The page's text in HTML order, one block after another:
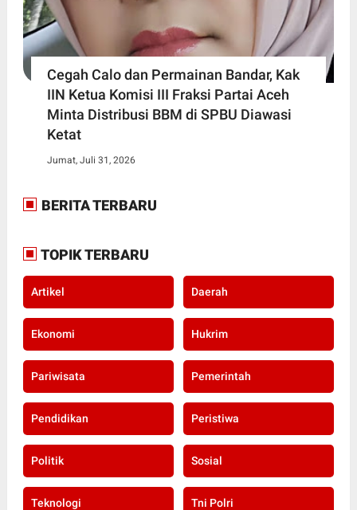
Cegah Calo dan Permainan Bandar, Kak
IIN Ketua Komisi III Fraksi Partai Aceh
Minta Distribusi BBM di SPBU Diawasi
Ketat
Jumat, Juli 31, 2026
BERITA TERBARU
TOPIK TERBARU
Artikel Daerah
Ekonomi Hukrim
Pariwisata Pemerintah
Pendidikan Peristiwa
Politik Sosial
Teknologi Tni Polri